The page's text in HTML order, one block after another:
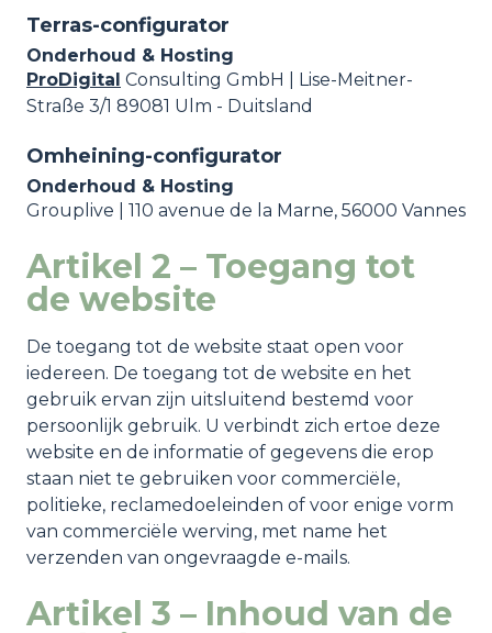
Terras-configurator
Onderhoud & Hosting
ProDigital Consulting GmbH | Lise-Meitner-
Straße 3/1 89081 Ulm - Duitsland
Omheining-configurator
Onderhoud & Hosting
Grouplive | 110 avenue de la Marne, 56000 Vannes
Artikel 2 – Toegang tot
de website
De toegang tot de website staat open voor
iedereen. De toegang tot de website en het
gebruik ervan zijn uitsluitend bestemd voor
persoonlijk gebruik. U verbindt zich ertoe deze
website en de informatie of gegevens die erop
staan niet te gebruiken voor commerciële,
politieke, reclamedoeleinden of voor enige vorm
van commerciële werving, met name het
verzenden van ongevraagde e-mails.
Artikel 3 – Inhoud van de